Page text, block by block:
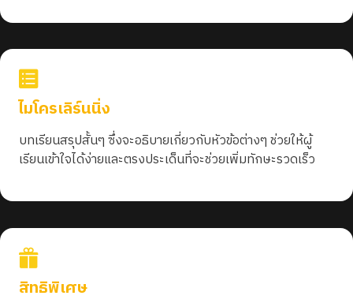
ไมโครเลิร์นนิ่ง
บทเรียนสรุปสั้นๆ ซึ่งจะอธิบายเกี่ยวกับหัวข้อต่างๆ ช่วยให้ผู้
เรียนเข้าใจได้ง่ายและตรงประเด็นที่จะช่วยเพิ่มทักษะรวดเร็ว
สิทธิพิเศษ